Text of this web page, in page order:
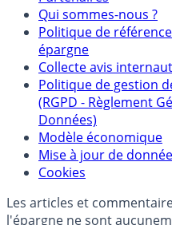
Mentions légales et
Partenaires
Qui sommes-nous ?
Politique de
épargne
Collecte avis
Politique de gestion
(RGPD - Règlement
Données)
Modèle économique
Cookies